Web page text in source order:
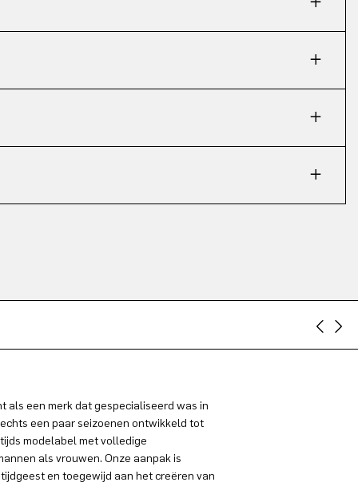
als een merk dat gespecialiseerd was in
een paar seizoenen ontwikkeld tot
modelabel met volledige
als vrouwen. Onze aanpak is
en toegewijd aan het creëren van